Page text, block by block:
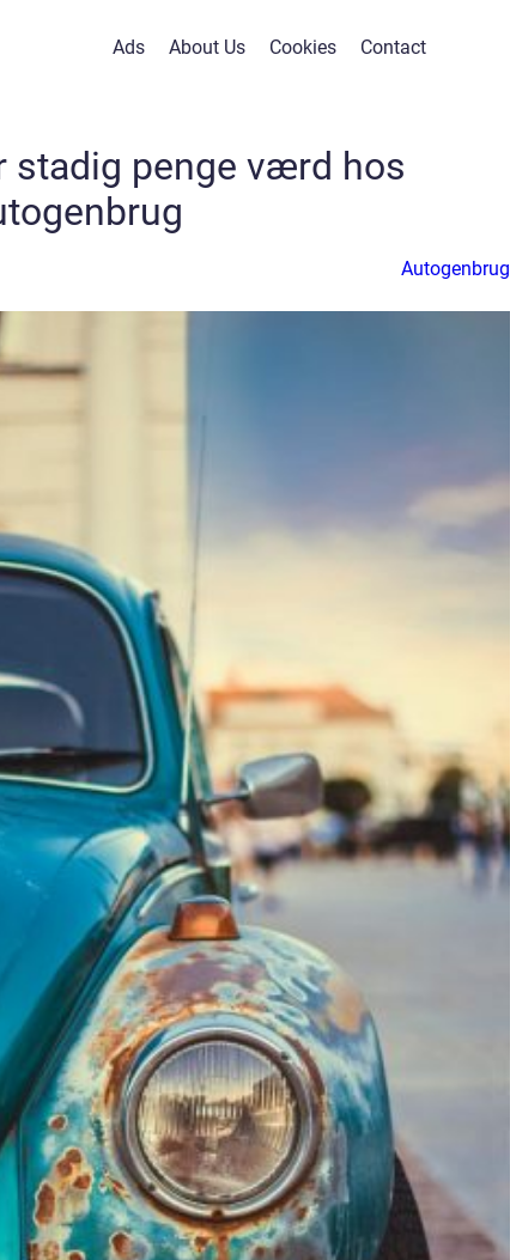
Ads About Us Cookies Contact
stadig penge værd hos
Autogenbrug